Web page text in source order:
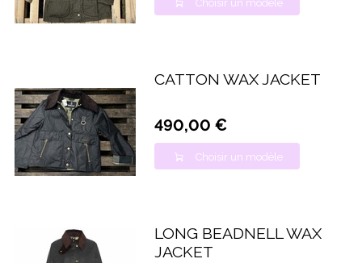
Choisir un modèle
CATTON WAX JACKET
490,00 €
Choisir un modèle
LONG BEADNELL WAX
JACKET